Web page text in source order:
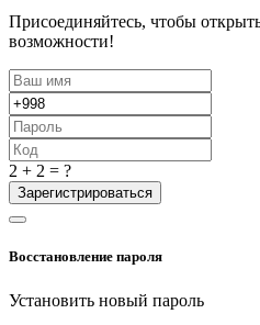
Присоединяйтесь, чтобы
возможности!
2 + 2 = ?
Зарегистрироваться
Восстановление пароля
Установить новый пароль